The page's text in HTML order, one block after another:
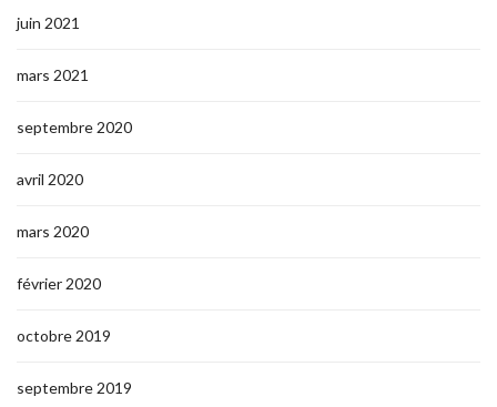
juin 2021
mars 2021
septembre 2020
avril 2020
mars 2020
février 2020
octobre 2019
septembre 2019